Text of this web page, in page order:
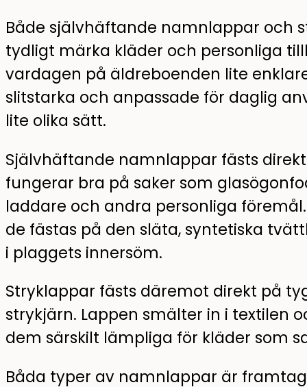
Både självhäftande namnlappar och
tydligt märka kläder och personliga
vardagen på äldreboenden lite
slitstarka och anpassade för daglig
lite olika sätt.
Självhäftande namnlappar fästs
fungerar bra på saker som
laddare och andra personliga
de fästas på den släta, syntetiska
i plaggets innersöm.
Stryklappar fästs däremot direkt på
strykjärn. Lappen smälter in i textilen
dem särskilt lämpliga för kläder som
Båda typer av namnlappar är